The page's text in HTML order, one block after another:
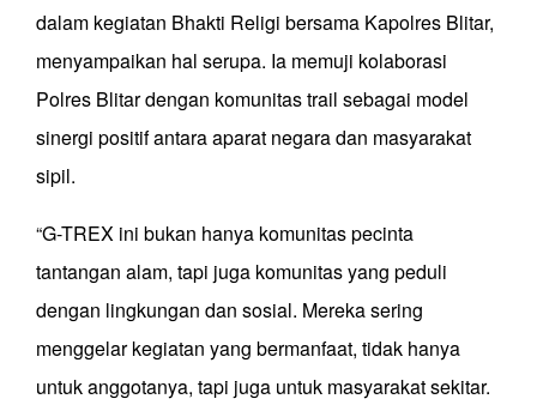
dalam kegiatan Bhakti Religi bersama Kapolres Blitar,
menyampaikan hal serupa. Ia memuji kolaborasi
Polres Blitar dengan komunitas trail sebagai model
sinergi positif antara aparat negara dan masyarakat
sipil.
“G-TREX ini bukan hanya komunitas pecinta
tantangan alam, tapi juga komunitas yang peduli
dengan lingkungan dan sosial. Mereka sering
menggelar kegiatan yang bermanfaat, tidak hanya
untuk anggotanya, tapi juga untuk masyarakat sekitar.